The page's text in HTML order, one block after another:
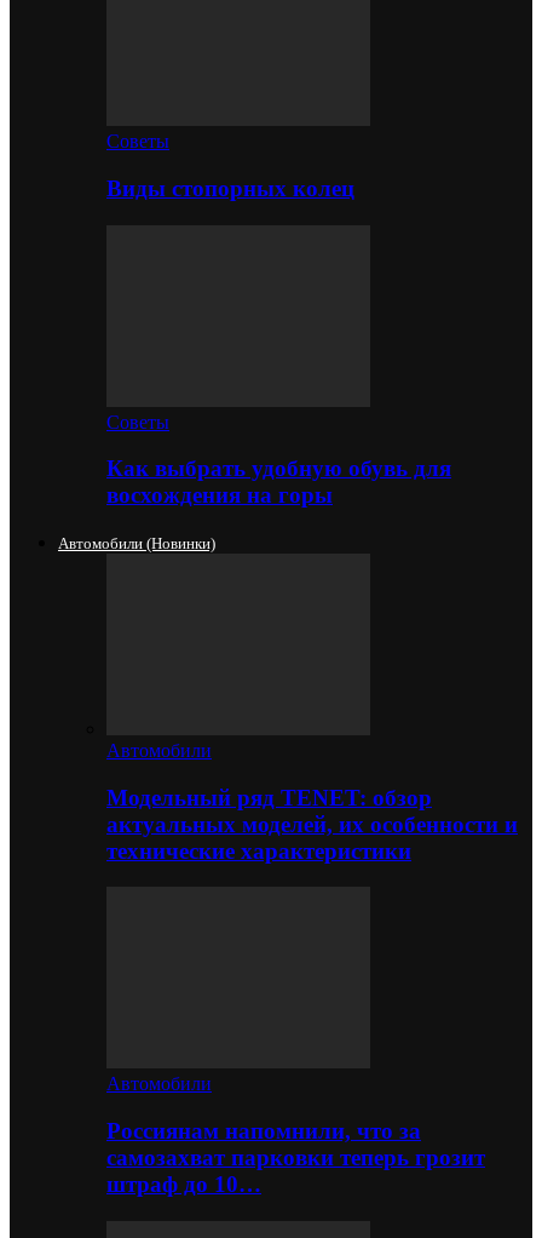
Советы
Виды стопорных колец
Советы
Как выбрать удобную обувь для
восхождения на горы
Автомобили (новинки)
Автомобили
Модельный ряд TENET: обзор
актуальных моделей, их особенности и
технические характеристики
Автомобили
Россиянам напомнили, что за
самозахват парковки теперь грозит
штраф до 10…